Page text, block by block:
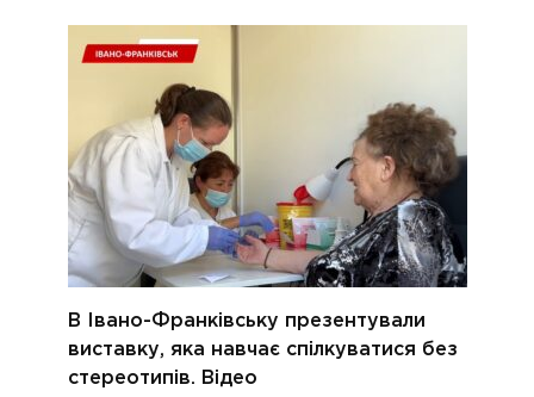
В Івано-Франківську презентували
виставку, яка навчає спілкуватися без
стереотипів. Відео